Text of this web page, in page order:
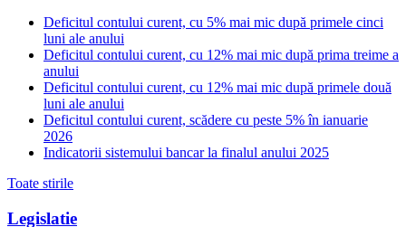
Deficitul contului curent, cu 5% mai mic după primele cinci
luni ale anului
Deficitul contului curent, cu 12% mai mic după prima treime a
anului
Deficitul contului curent, cu 12% mai mic după primele două
luni ale anului
Deficitul contului curent, scădere cu peste 5% în ianuarie
2026
Indicatorii sistemului bancar la finalul anului 2025
Toate stirile
Legislatie